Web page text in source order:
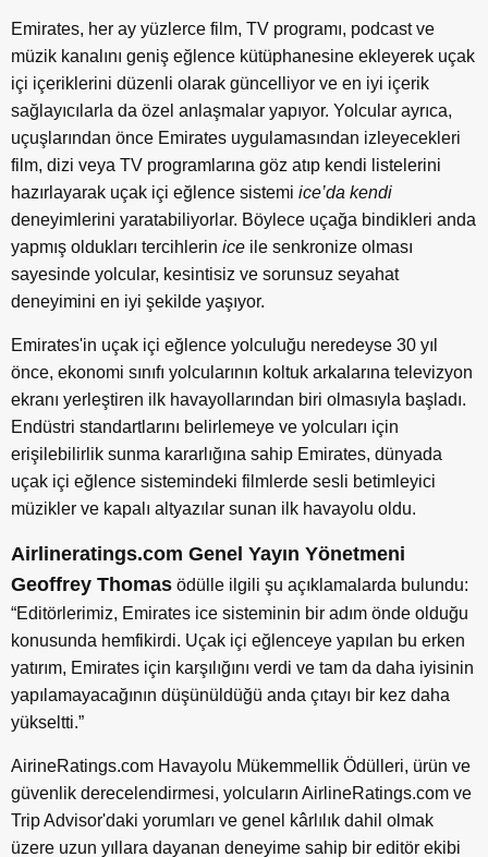
Emirates, her ay yüzlerce film, TV programı, podcast ve
müzik kanalını geniş eğlence kütüphanesine ekleyerek uçak
içi içeriklerini düzenli olarak güncelliyor ve en iyi içerik
sağlayıcılarla da özel anlaşmalar yapıyor. Yolcular ayrıca,
uçuşlarından önce Emirates uygulamasından izleyecekleri
film, dizi veya TV programlarına göz atıp kendi listelerini
hazırlayarak uçak içi eğlence sistemi ice’da kendi
deneyimlerini yaratabiliyorlar. Böylece uçağa bindikleri anda
yapmış oldukları tercihlerin ice ile senkronize olması
sayesinde yolcular, kesintisiz ve sorunsuz seyahat
deneyimini en iyi şekilde yaşıyor.
Emirates'in uçak içi eğlence yolculuğu neredeyse 30 yıl
önce, ekonomi sınıfı yolcularının koltuk arkalarına televizyon
ekranı yerleştiren ilk havayollarından biri olmasıyla başladı.
Endüstri standartlarını belirlemeye ve yolcuları için
erişilebilirlik sunma kararlığına sahip Emirates, dünyada
uçak içi eğlence sistemindeki filmlerde sesli betimleyici
müzikler ve kapalı altyazılar sunan ilk havayolu oldu.
Airlineratings.com Genel Yayın Yönetmeni
Geoffrey Thomas ödülle ilgili şu açıklamalarda bulundu:
“Editörlerimiz, Emirates ice sisteminin bir adım önde olduğu
konusunda hemfikirdi. Uçak içi eğlenceye yapılan bu erken
yatırım, Emirates için karşılığını verdi ve tam da daha iyisinin
yapılamayacağının düşünüldüğü anda çıtayı bir kez daha
yükseltti.”
AirineRatings.com Havayolu Mükemmellik Ödülleri, ürün ve
güvenlik derecelendirmesi, yolcuların AirlineRatings.com ve
Trip Advisor'daki yorumları ve genel kârlılık dahil olmak
üzere uzun yıllara dayanan deneyime sahip bir editör ekibi